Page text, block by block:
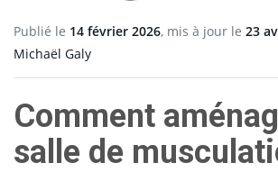
Publié le 14 février 2026, mis à jour le 23
Michaël Galy
Comment
salle de